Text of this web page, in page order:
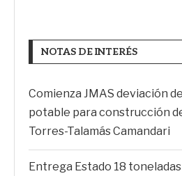
NOTAS DE INTERÉS
Comienza JMAS deviación
potable para construcción
Torres-Talamás Camandari
Entrega Estado 18